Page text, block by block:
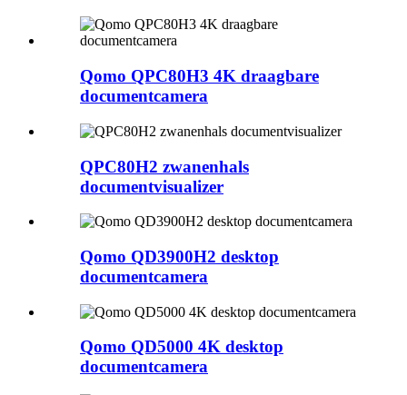
Qomo QPC80H3 4K draagbare
documentcamera
QPC80H2 zwanenhals
documentvisualizer
Qomo QD3900H2 desktop
documentcamera
Qomo QD5000 4K desktop
documentcamera